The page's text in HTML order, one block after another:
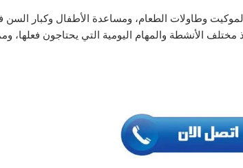
وطاولات الطعام، ومساعدة الأطفال وكبار السن
مختلف الأنشطة والمهام اليومية التي يحتاجون فعلها،